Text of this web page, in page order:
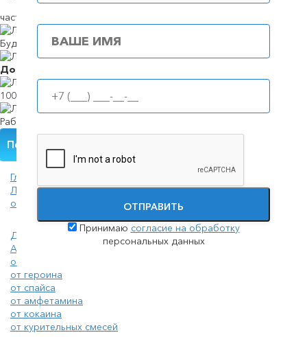
частная наркология
Будем в течение39 минут
Доступные
100% анонимность
Работаем
Получить помощь
Главная
Лечение наркомании
от трамадола
Детоксикация наркозависимых
Анонимное лечение наркомании
от солей
от героина
от спайса
от амфетамина
от кокаина
от курительных смесей
ОТПРАВИТЬ
Принимаю согласие на обработку
персональных данных